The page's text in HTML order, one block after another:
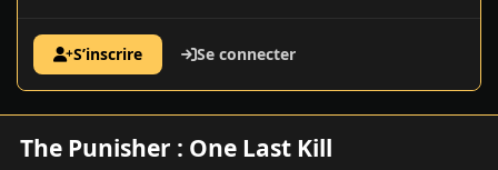
S’inscrire Se connecter
The Punisher : One Last Kill